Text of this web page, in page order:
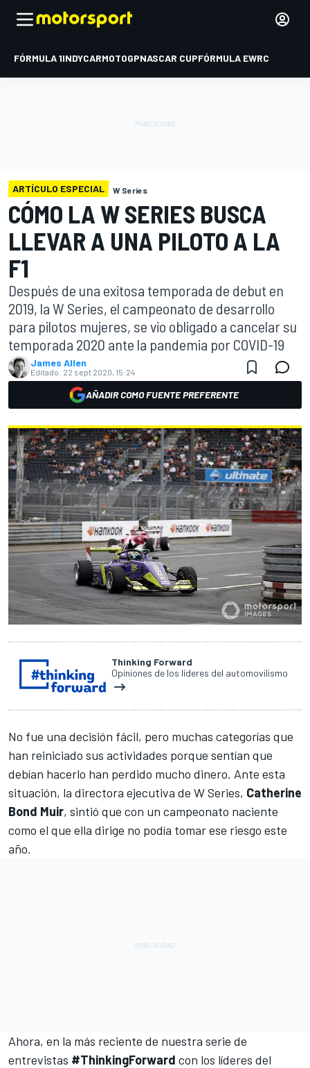
FÓRMULA 1INDYCARMOTOGPNASCAR CUPFÓRMULA EWRC
ARTÍCULO ESPECIAL W Series
CÓMO LA W SERIES BUSCA
LLEVAR A UNA PILOTO A LA
F1
Después de una exitosa temporada de debut en
2019, la W Series, el campeonato de desarrollo
para pilotos mujeres, se vio obligado a cancelar su
temporada 2020 ante la pandemia por COVID-19
James Allen
Editado: 22 sept 2020, 15:24
AÑADIR COMO FUENTE PREFERENTE
Thinking Forward
Opiniones de los líderes del automovilismo
No fue una decisión fácil, pero muchas categorías que
han reiniciado sus actividades porque sentían que
debían hacerlo han perdido mucho dinero. Ante esta
situación, la directora ejecutiva de W Series, Catherine
Bond Muir, sintió que con un campeonato naciente
como el que ella dirige no podía tomar ese riesgo este
año.
Ahora, en la más reciente de nuestra serie de
entrevistas #ThinkingForward con los líderes del